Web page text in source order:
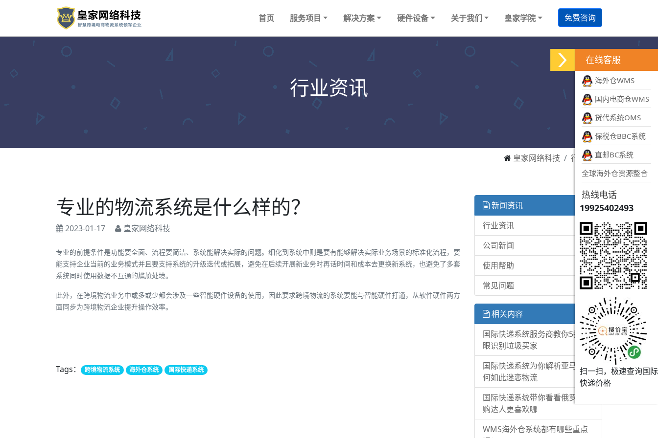
首页 服务项目 解决方案 硬件设备 关于我们 皇家学院 免费咨询
行业资讯
皇家网络科技 行业资讯
专业的物流系统是什么样的？
2023-01-17 皇家网络科技
专业的前提条件是功能要全面、流程要简洁、系统能解决实际的问题。细化到系统中则是要有能够解决实际业务场景的标准化流程，要
能支持企业当前的业务模式并且要支持系统的升级迭代或拓展，避免在后续开展新业务时再话时间和成本去更换新系统，也避免了多套
系统同时使用数据不互通的尴尬处境。
此外，在跨境物流业务中或多或少都会涉及一些智能硬件设备的使用，因此要求跨境物流的系统要能与智能硬件打通，从软件硬件两方
面同步为跨境物流企业提升操作效率。
Tags： 跨境物流系统 海外仓系统 国际快递系统
新闻资讯
行业资讯
公司新闻
使用帮助
常见问题
相关内容
国际快递系统服务商教你5招一
眼识别垃圾买家
国际快递系统为你解析亚马逊为
何如此迷恋物流
国际快递系统带你看看俄罗斯网
购达人更喜欢哪
WMS海外仓系统都有哪些重点
在线客服
海外仓WMS
国内电商仓WMS
货代系统OMS
保税仓BBC系统
直邮BC系统
全球海外仓资源整合
热线电话
19925402493
扫一扫，极速查询国际
快递价格